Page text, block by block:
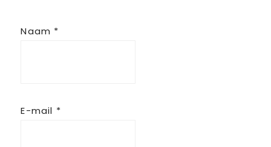
Naam *
E-mail *